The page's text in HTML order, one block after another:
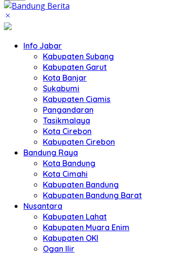
Info Jabar
Kabupaten Subang
Kabupaten Garut
Kota Banjar
Sukabumi
Kabupaten Ciamis
Pangandaran
Tasikmalaya
Kota Cirebon
Kabupaten Cirebon
Bandung Raya
Kota Bandung
Kota Cimahi
Kabupaten Bandung
Kabupaten Bandung Barat
Nusantara
Kabupaten Lahat
Kabupaten Muara Enim
Kabupaten OKI
Ogan Ilir